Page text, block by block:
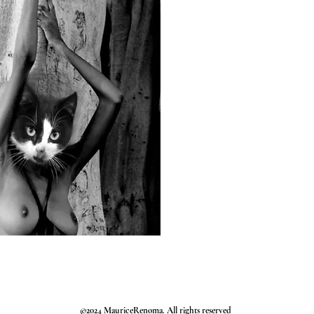
©2024 MauriceRenoma. All rights reserved